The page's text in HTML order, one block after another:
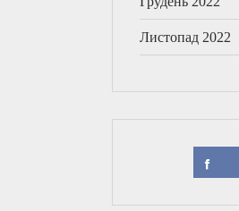
Листопад 2022